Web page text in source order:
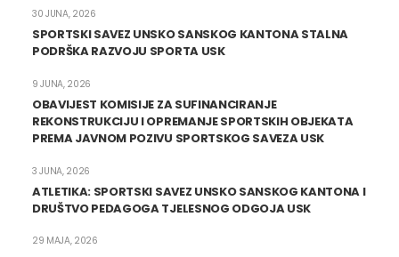
SPORTSKI SAVEZ UNSKO SANSKOG KANTONA STALNA
PODRŠKA RAZVOJU SPORTA USK
30 JUNA, 2026
OBAVIJEST KOMISIJE ZA SUFINANCIRANJE
REKONSTRUKCIJU I OPREMANJE SPORTSKIH OBJEKATA
PREMA JAVNOM POZIVU SPORTSKOG SAVEZA USK
9 JUNA, 2026
ATLETIKA: SPORTSKI SAVEZ UNSKO SANSKOG KANTONA I
DRUŠTVO PEDAGOGA TJELESNOG ODGOJA USK
3 JUNA, 2026
29 MAJA, 2026